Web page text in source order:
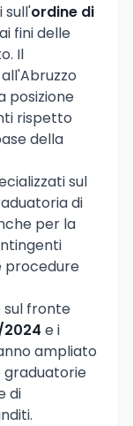
ordine di
ai fini delle
Il
posizione
rispetto
della
sul
di
per la
procedure
sul fronte
2024 e i
ampliato
graduatorie
di